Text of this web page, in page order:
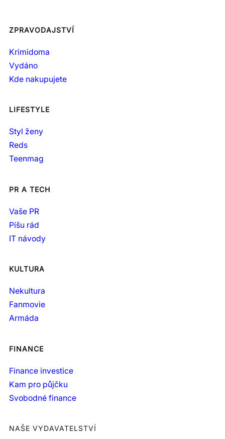
ZPRAVODAJSTVÍ
Krimidoma
Vydáno
Kde nakupujete
LIFESTYLE
Styl ženy
Reds
Teenmag
PR A TECH
Vaše PR
Píšu rád
IT návody
KULTURA
Nekultura
Fanmovie
Armáda
FINANCE
Finance investice
Kam pro půjčku
Svobodné finance
NAŠE VYDAVATELSTVÍ